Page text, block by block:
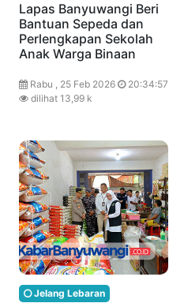
Lapas Banyuwangi Beri
Bantuan Sepeda dan
Perlengkapan Sekolah
Anak Warga Binaan
Rabu , 25 Feb 2026
20:34:57
dilihat 13,99 k
Jelang Lebaran